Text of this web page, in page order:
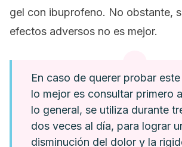
gel con ibuprofeno. No obstante,
efectos adversos no es mejor.
En caso de querer probar
lo mejor es consultar primero
lo general, se utiliza durante
dos veces al día, para lograr
disminución del dolor y la